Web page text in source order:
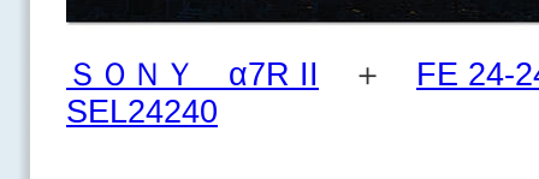
ＳＯＮＹ α7R II ＋ FE 24-
SEL24240